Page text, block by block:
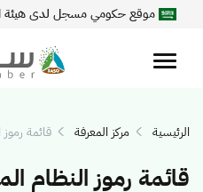
موقع حكومي مسجل لدى هيئة
الرئيسية مركز المعرفة قائمة
قائمة رموز النظام